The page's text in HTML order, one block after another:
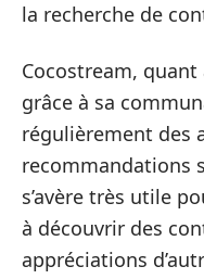
la recherche de
Cocostream,
grâce à sa
régulièrement des
recommandations
s’avère très utile
à découvrir des
appréciations